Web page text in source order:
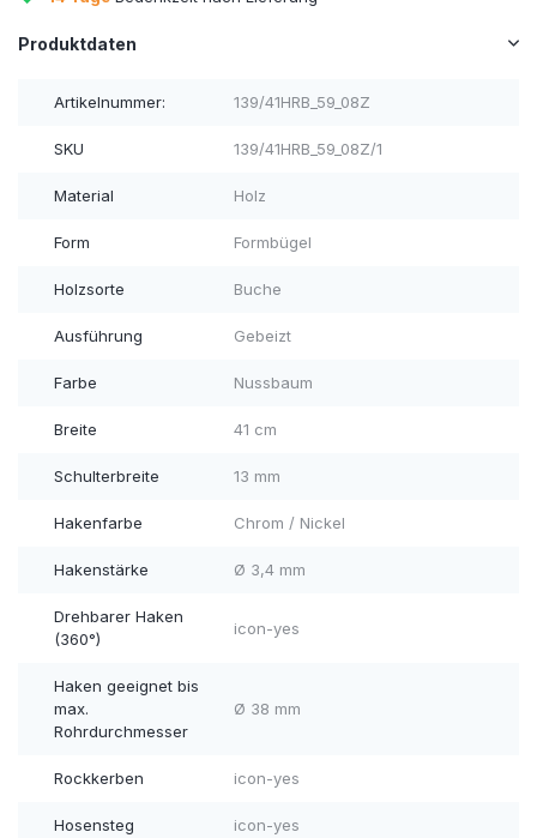
Produktdaten
Artikelnummer: 139/41HRB_59_08Z
SKU 139/41HRB_59_08Z/1
Material Holz
Form Formbügel
Holzsorte Buche
Ausführung Gebeizt
Farbe Nussbaum
Breite 41 cm
Schulterbreite 13 mm
Hakenfarbe Chrom / Nickel
Hakenstärke Ø 3,4 mm
Drehbarer Haken
(360°)
icon-yes
Haken geeignet bis
max.
Rohrdurchmesser
Ø 38 mm
Rockkerben icon-yes
Hosensteg icon-yes